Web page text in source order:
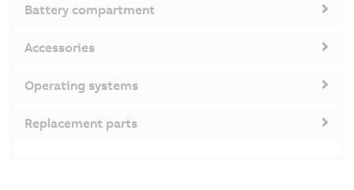
Battery compartment
Accessories
Operating systems
Replacement parts